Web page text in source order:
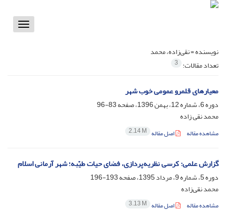
Toggle
نویسنده =نقی‌زاده، محمد
تعداد مقالات: 3
معیارهای قلمرو عمومی خوب شهر
دوره 6، شماره 12، بهمن 1396، صفحه
83-96
محمد نقی زاده
مشاهده مقاله اصل مقاله 2.14 M
گزارش علمی: کرسی‌ نظریه‌پردازی، فضای حیات طیّبه؛ شهر آرمانی اسلام
دوره 5، شماره 9، مرداد 1395، صفحه
193-196
محمد نقی‌زاده
مشاهده مقاله اصل مقاله 3.13 M